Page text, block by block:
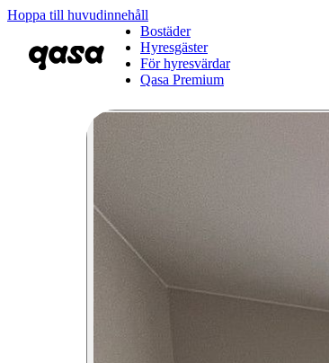
Hoppa till huvudinnehåll
Bostäder
Hyresgäster
För hyresvärdar
Qasa Premium